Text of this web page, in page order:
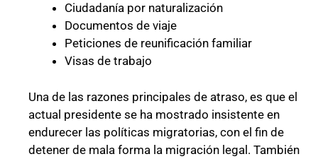
Ciudadanía por naturalización
Documentos de viaje
Peticiones de reunificación familiar
Visas de trabajo
Una de las razones principales de atraso, es que el
actual presidente se ha mostrado insistente en
endurecer las políticas migratorias, con el fin de
detener de mala forma la migración legal. También